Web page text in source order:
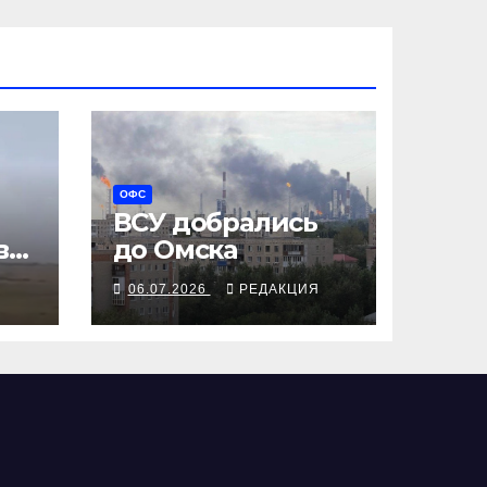
ОФС
ВСУ добрались
до Омска
06.07.2026 РЕДАКЦИЯ